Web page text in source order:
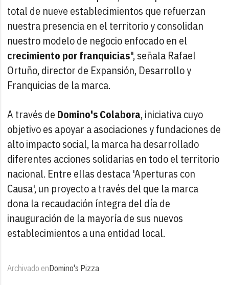
total de nueve establecimientos que refuerzan
nuestra presencia en el territorio y consolidan
nuestro modelo de negocio enfocado en el
crecimiento por franquicias", señala Rafael
Ortuño, director de Expansión, Desarrollo y
Franquicias de la marca.
A través de Domino's Colabora, iniciativa cuyo
objetivo es apoyar a asociaciones y fundaciones de
alto impacto social, la marca ha desarrollado
diferentes acciones solidarias en todo el territorio
nacional. Entre ellas destaca 'Aperturas con
Causa', un proyecto a través del que la marca
dona la recaudación íntegra del día de
inauguración de la mayoría de sus nuevos
establecimientos a una entidad local.
Archivado enDomino's Pizza